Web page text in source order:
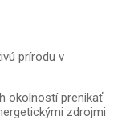
prírodu v
okolností prenikať
zdrojmi